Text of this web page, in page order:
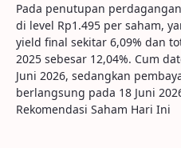
Pada penutupan
di level Rp1.495 per saham,
yield final sekitar 6,09% dan
2025 sebesar 12,04%. Cum
Juni 2026, sedangkan
berlangsung pada 18 Juni
Rekomendasi Saham Hari Ini